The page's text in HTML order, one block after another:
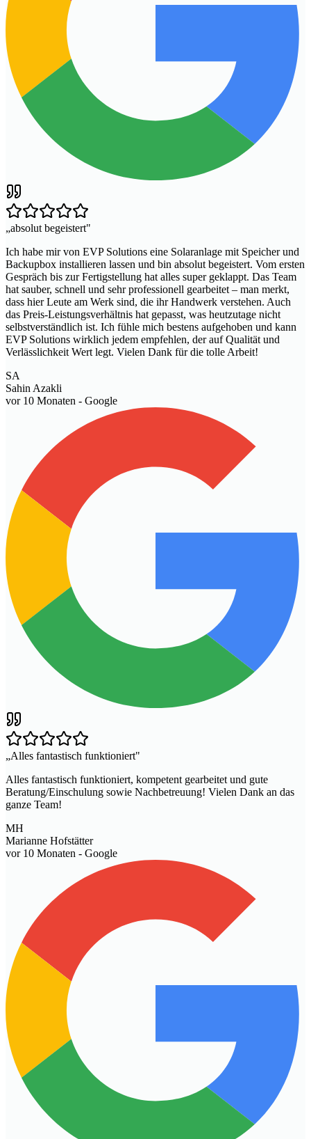
„absolut begeistert"
Ich habe mir von EVP Solutions eine Solaranlage mit Speicher und
Backupbox installieren lassen und bin absolut begeistert. Vom ersten
Gespräch bis zur Fertigstellung hat alles super geklappt. Das Team
hat sauber, schnell und sehr professionell gearbeitet – man merkt,
dass hier Leute am Werk sind, die ihr Handwerk verstehen. Auch
das Preis-Leistungsverhältnis hat gepasst, was heutzutage nicht
selbstverständlich ist. Ich fühle mich bestens aufgehoben und kann
EVP Solutions wirklich jedem empfehlen, der auf Qualität und
Verlässlichkeit Wert legt. Vielen Dank für die tolle Arbeit!
SA
Sahin Azakli
vor 10 Monaten - Google
„Alles fantastisch funktioniert"
Alles fantastisch funktioniert, kompetent gearbeitet und gute
Beratung/Einschulung sowie Nachbetreuung! Vielen Dank an das
ganze Team!
MH
Marianne Hofstätter
vor 10 Monaten - Google